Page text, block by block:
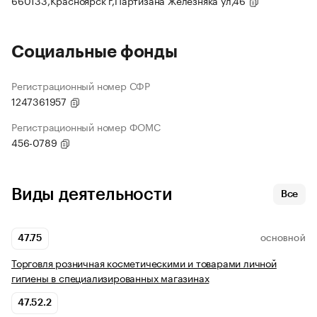
Социальные фонды
Регистрационный номер СФР
1247361957
Регистрационный номер ФОМС
456-0789
Виды деятельности Все
47.75 ОСНОВНОЙ
Торговля розничная косметическими и товарами личной
гигиены в специализированных магазинах
47.52.2